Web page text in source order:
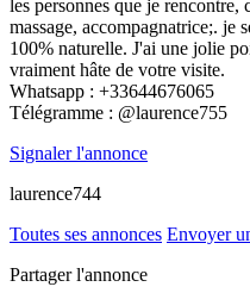
les personnes que je
massage, accompagnatrice;. je
100% naturelle. J'ai une jolie
vraiment hâte de votre visite.
Whatsapp : +33644676065
Télégramme : @laurence755
Signaler l'annonce
laurence744
Toutes ses annonces Envoyer
Partager l'annonce